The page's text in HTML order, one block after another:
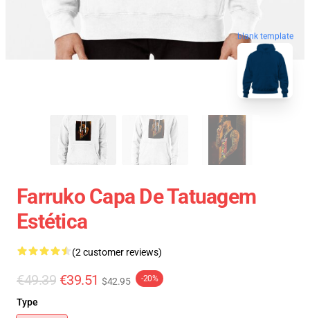
blank template
Farruko Capa De Tatuagem
Estética
(2 customer reviews)
€49.39 €39.51 $42.95 -20%
Type